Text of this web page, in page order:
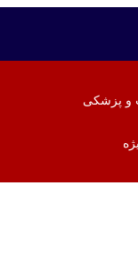
و پزشکی